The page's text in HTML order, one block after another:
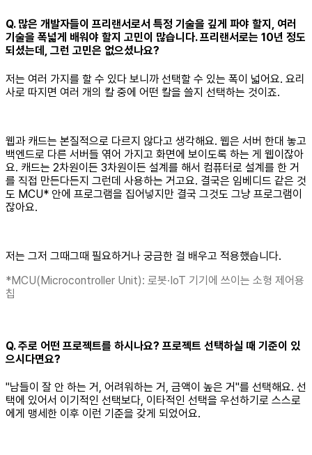
Q. 많은 개발자들이 프리랜서로서 특정 기술을 깊게 파야 할지, 여러
기술을 폭넓게 배워야 할지 고민이 많습니다. 프리랜서로는 10년 정도
되셨는데, 그런 고민은 없으셨나요?
저는 여러 가지를 할 수 있다 보니까 선택할 수 있는 폭이 넓어요. 요리
사로 따지면 여러 개의 칼 중에 어떤 칼을 쓸지 선택하는 것이죠.
웹과 캐드는 본질적으로 다르지 않다고 생각해요. 웹은 서버 한대 놓고
백엔드로 다른 서버들 엮어 가지고 화면에 보이도록 하는 게 웹이잖아
요. 캐드는 2차원이든 3차원이든 설계를 해서 컴퓨터로 설계를 한 거
를 직접 만든다든지 그런데 사용하는 거고요. 결국은 임베디드 같은 것
도 MCU* 안에 프로그램을 집어넣지만 결국 그것도 그냥 프로그램이
잖아요.
저는 그저 그때그때 필요하거나 궁금한 걸 배우고 적용했습니다.
*MCU(Microcontroller Unit): 로봇·IoT 기기에 쓰이는 소형 제어용
칩
Q. 주로 어떤 프로젝트를 하시나요? 프로젝트 선택하실 때 기준이 있
으시다면요?
"남들이 잘 안 하는 거, 어려워하는 거, 금액이 높은 거"를 선택해요. 선
택에 있어서 이기적인 선택보다, 이타적인 선택을 우선하기로 스스로
에게 맹세한 이후 이런 기준을 갖게 되었어요.